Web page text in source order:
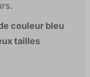
couleur bleu
tailles